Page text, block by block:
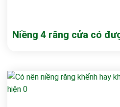
Niềng 4 răng cửa có